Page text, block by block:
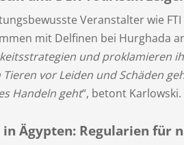
Veranstalter wie
mit Delfinen bei Hurghada
und proklamieren
Tieren vor Leiden und Schäden
Handeln geht“, betont Karlowski.
in Ägypten: Regularien für